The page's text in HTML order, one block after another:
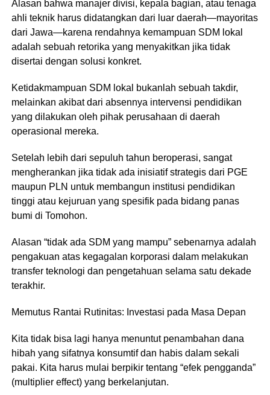
Alasan bahwa manajer divisi, kepala bagian, atau tenaga
ahli teknik harus didatangkan dari luar daerah—mayoritas
dari Jawa—karena rendahnya kemampuan SDM lokal
adalah sebuah retorika yang menyakitkan jika tidak
disertai dengan solusi konkret.
​Ketidakmampuan SDM lokal bukanlah sebuah takdir,
melainkan akibat dari absennya intervensi pendidikan
yang dilakukan oleh pihak perusahaan di daerah
operasional mereka.
Setelah lebih dari sepuluh tahun beroperasi, sangat
mengherankan jika tidak ada inisiatif strategis dari PGE
maupun PLN untuk membangun institusi pendidikan
tinggi atau kejuruan yang spesifik pada bidang panas
bumi di Tomohon.
Alasan “tidak ada SDM yang mampu” sebenarnya adalah
pengakuan atas kegagalan korporasi dalam melakukan
transfer teknologi dan pengetahuan selama satu dekade
terakhir.
​Memutus Rantai Rutinitas: Investasi pada Masa Depan
​Kita tidak bisa lagi hanya menuntut penambahan dana
hibah yang sifatnya konsumtif dan habis dalam sekali
pakai. Kita harus mulai berpikir tentang “efek pengganda”
(multiplier effect) yang berkelanjutan.